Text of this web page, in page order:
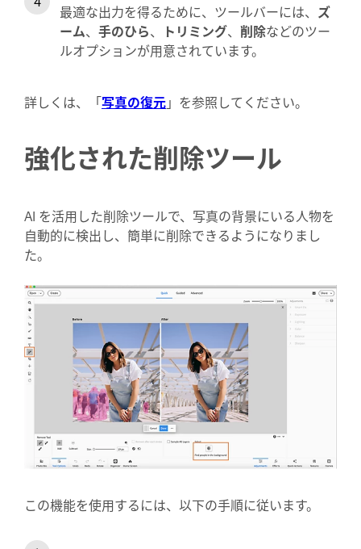
最適な出力を得るために、ツールバーには、 ズ
ーム、 手のひら、 トリミング、 削除などのツー
ルオプションが用意されています。
詳しくは、「写真の復元」を参照してください。
強化された削除ツール
AI を活用した削除ツールで、写真の背景にいる人物を
自動的に検出し、簡単に削除できるようになりまし
た。
この機能を使用するには、以下の手順に従います。